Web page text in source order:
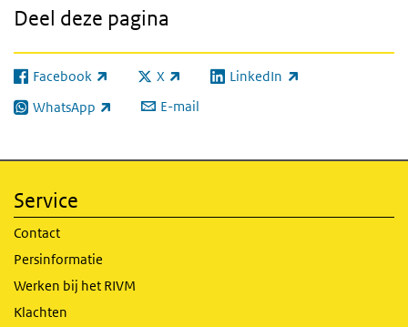
Deel deze pagina
Facebook
(externe link) X
(externe link) LinkedIn
(externe link)
WhatsApp
(externe link) E-mail
Service
Contact
Persinformatie
Werken bij het RIVM
Klachten